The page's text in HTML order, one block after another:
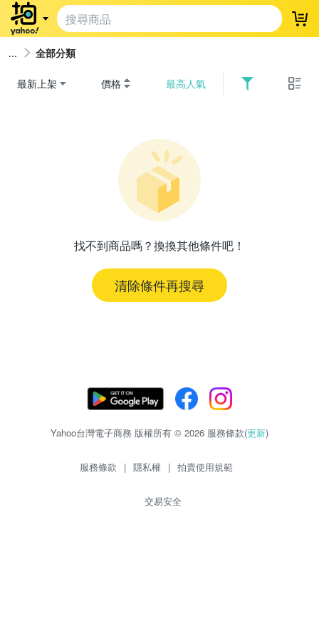
登
全部分類
最新上架 價格 最高人氣
找不到商品嗎？換換其他條件吧！
清除條件再搜尋
Yahoo台灣電子商務 版權所有 © 2026 服務條款(更新)
服務條款 | 隱私權 | 拍賣使用規範
交易安全